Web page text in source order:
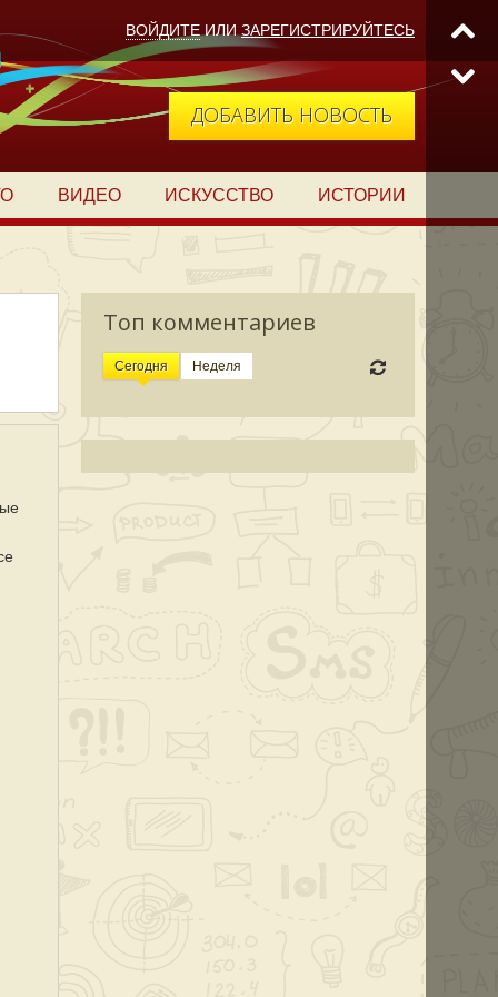
ВОЙДИТЕ ИЛИ ЗАРЕГИСТРИРУЙТЕСЬ
ДОБАВИТЬ НОВОСТЬ
ВИДЕО ИСКУССТВО ИСТОРИИ
Топ комментариев
Сегодня Неделя